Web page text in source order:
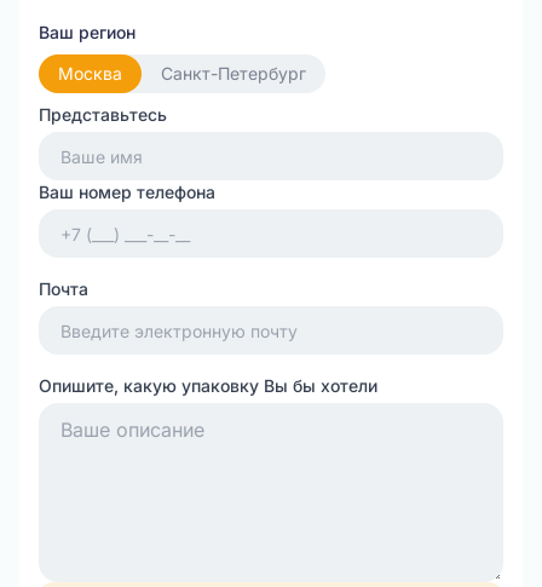
Ваш регион
Москва
Санкт-Петербург
Представьтесь
Ваш номер телефона
Почта
Опишите, какую упаковку Вы бы хотели